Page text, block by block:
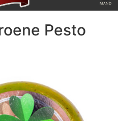
MAND
Pesto